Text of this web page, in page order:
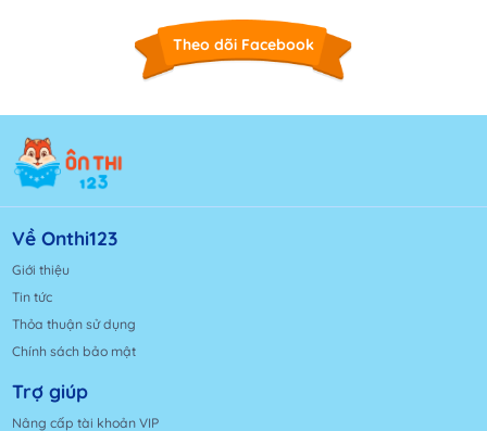
Theo dõi Facebook
Về Onthi123
Giới thiệu
Tin tức
Thỏa thuận sử dụng
Chính sách bảo mật
Trợ giúp
Nâng cấp tài khoản VIP